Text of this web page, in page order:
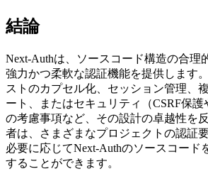
結論
Next-Authは、ソースコード構造の合理
強力かつ柔軟な認証機能を提供します
ストのカプセル化、セッション管理、
ート、またはセキュリティ（CSRF保護
の考慮事項など、その設計の卓越性を
者は、さまざまなプロジェクトの認証
必要に応じてNext-Authのソースコード
することができます。